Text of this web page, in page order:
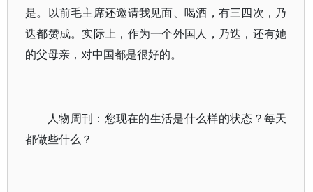
是。以前毛主席还邀请我见面、喝酒，有三四次，乃
迭都赞成。实际上，作为一个外国人，乃迭，还有她
的父母亲，对中国都是很好的。
人物周刊：您现在的生活是什么样的状态？每天
都做些什么？